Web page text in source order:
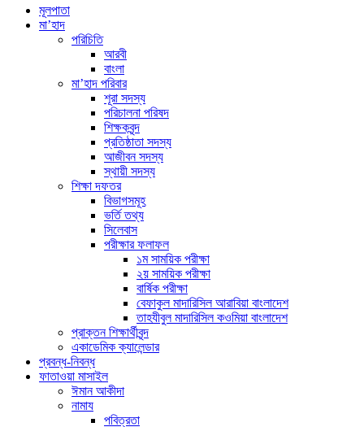
মূলপাতা
মা’হাদ
পরিচিতি
আরবী
বাংলা
মা’হাদ পরিবার
শূরা সদস্য
পরিচালনা পরিষদ
শিক্ষকবৃন্দ
প্রতিষ্ঠাতা সদস্য
আজীবন সদস্য
স্থায়ী সদস্য
শিক্ষা দফতর
বিভাগসমূহ
ভর্তি তথ্য
সিলেবাস
পরীক্ষার ফলাফল
১ম সাময়িক পরীক্ষা
২য় সাময়িক পরীক্ষা
বার্ষিক পরীক্ষা
বেফাকুল মাদারিসিল আরাবিয়া বাংলাদেশ
তাহযীবুল মাদারিসিল কওমিয়া বাংলাদেশ
প্রাক্তন শিক্ষার্থীবৃন্দ
একাডেমিক ক্যালেন্ডার
প্রবন্ধ-নিবন্ধ
ফাতাওয়া মাসাইল
ঈমান আকীদা
নামায
পবিত্রতা